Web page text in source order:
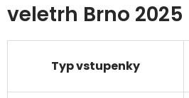
veletrh Brno 2025
Typ vstupenky